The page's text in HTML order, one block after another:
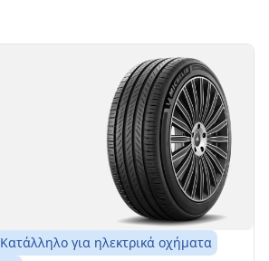
Κατάλληλο για ηλεκτρικά οχήματα